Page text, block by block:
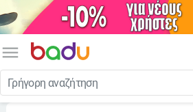
menu